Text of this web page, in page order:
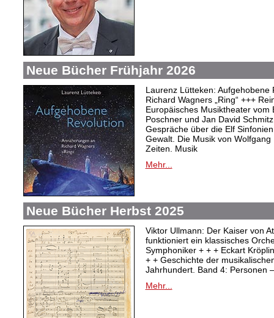
Neue Bücher Frühjahr 2026
Laurenz Lütteken: Aufgehobene
Richard Wagners „Ring“ +++
Europäisches Musiktheater vom
Poschner und Jan David
Gespräche über die Elf
Gewalt. Die Musik von
Zeiten. Musik
Mehr...
Neue Bücher Herbst 2025
Viktor Ullmann: Der Kaiser von
funktioniert ein klassisches
Symphoniker + + + Eckart
+ + Geschichte der
Jahrhundert. Band 4: Personen
Mehr...